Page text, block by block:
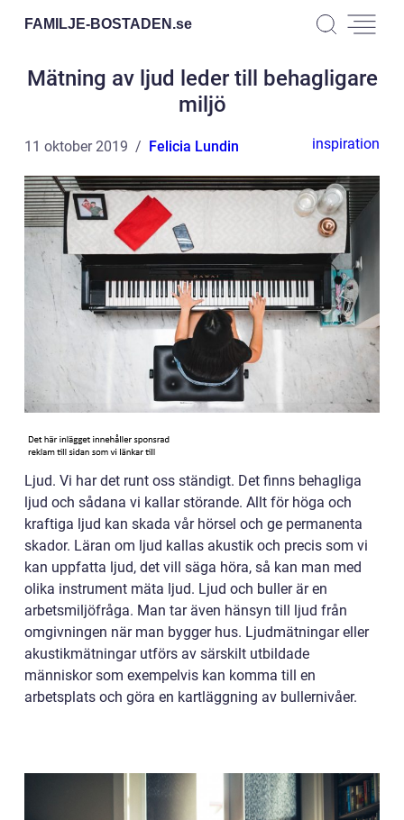
FAMILJE-BOSTADEN.se
Mätning av ljud leder till behagligare
miljö
11 oktober 2019 Felicia Lundin inspiration
Ljud. Vi har det runt oss ständigt. Det finns behagliga
ljud och sådana vi kallar störande. Allt för höga och
kraftiga ljud kan skada vår hörsel och ge permanenta
skador. Läran om ljud kallas akustik och precis som vi
kan uppfatta ljud, det vill säga höra, så kan man med
olika instrument mäta ljud. Ljud och buller är en
arbetsmiljöfråga. Man tar även hänsyn till ljud från
omgivningen när man bygger hus. Ljudmätningar eller
akustikmätningar utförs av särskilt utbildade
människor som exempelvis kan komma till en
arbetsplats och göra en kartläggning av bullernivåer.